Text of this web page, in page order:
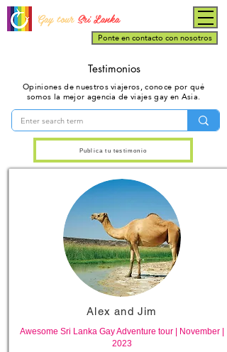
Gay tourSri Lanka
Ponte en contacto con nosotros
Testimonios
Opiniones de nuestros viajeros, conoce por qué
somos la mejor agencia de viajes gay en Asia.
Publica tu testimonio
Alex and Jim
Awesome Sri Lanka Gay Adventure tour | November |
2023